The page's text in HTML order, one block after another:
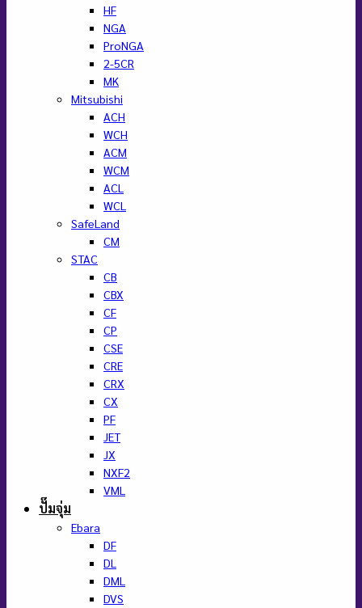
HF
NGA
ProNGA
2-5CR
MK
Mitsubishi
ACH
WCH
ACM
WCM
ACL
WCL
SafeLand
CM
STAC
CB
CBX
CF
CP
CSE
CRE
CRX
CX
PF
JET
JX
NXF2
VML
ปั๊มจุ่ม
Ebara
DF
DL
DML
DVS